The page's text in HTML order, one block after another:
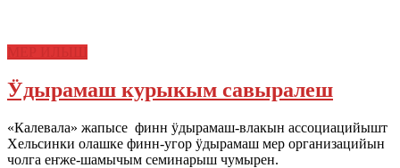
Ӱдырамаш курыкым савыралеш
«Калевала» жапысе финн ӱдырамаш-влакын ассоциацийышт
Хельсинки олашке финн-угор ӱдырамаш мер организацийын
чолга еҥже-шамычым семинарыш чумырен.